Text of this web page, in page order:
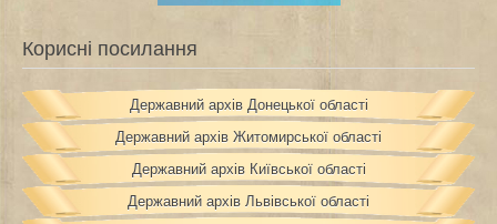
Корисні посилання
Державний архів Донецької області
Державний архів Житомирської області
Державний архів Київської області
Державний архів Львівської області